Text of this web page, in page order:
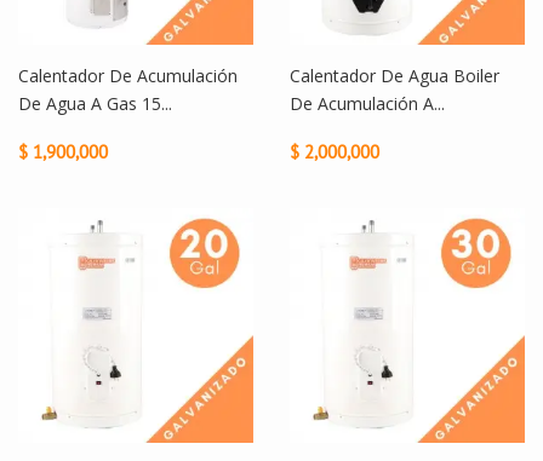
Calentador De Acumulación
De Agua A Gas 15...
$ 1,900,000
Calentador De Agua Boiler
De Acumulación A...
$ 2,000,000